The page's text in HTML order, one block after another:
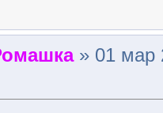
» 01 мар